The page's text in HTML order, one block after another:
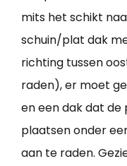
mits het schikt
schuin/plat dak
richting tussen
raden), er moet
en een dak dat de
plaatsen onder
aan te raden.